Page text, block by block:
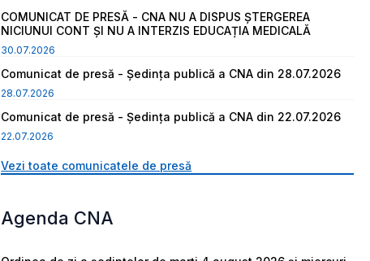
COMUNICAT DE PRESĂ - CNA NU A DISPUS ȘTERGEREA
NICIUNUI CONT ȘI NU A INTERZIS EDUCAȚIA MEDICALĂ
30.07.2026
Comunicat de presă - Ședința publică a CNA din 28.07.2026
28.07.2026
Comunicat de presă - Ședința publică a CNA din 22.07.2026
22.07.2026
Vezi toate comunicatele de presă
Agenda CNA